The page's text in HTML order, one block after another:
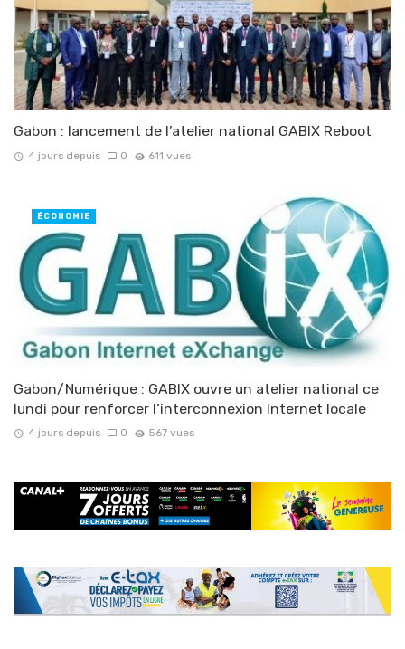
Gabon : lancement de l’atelier national GABIX Reboot
4 jours depuis 0 611 vues
Gabon/Numérique : GABIX ouvre un atelier national ce
lundi pour renforcer l’interconnexion Internet locale
4 jours depuis 0 567 vues
ÉCONOMIE